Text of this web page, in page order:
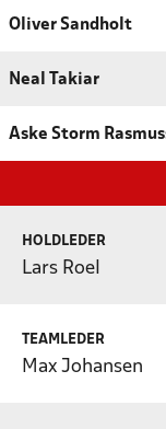
Oliver Sandholt
Neal Takiar
Aske Storm
HOLDLEDER
Lars Roel
TEAMLEDER
Max Johansen